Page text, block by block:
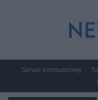
Serwis komputerowy